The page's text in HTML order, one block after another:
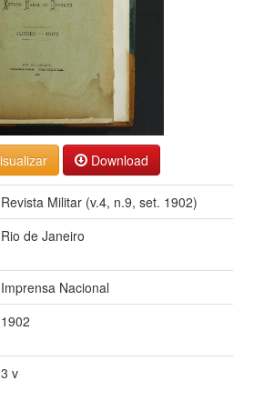
Download
Revista Militar (v.4, n.9, set. 1902)
Rio de Janeiro
Imprensa Nacional
1902
3 v